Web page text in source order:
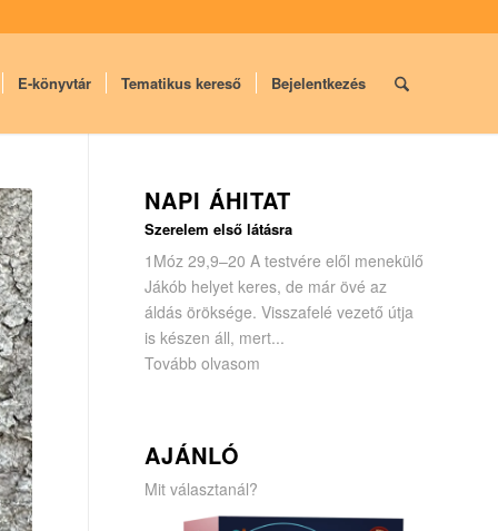
E-könyvtár Tematikus kereső Bejelentkezés
NAPI ÁHITAT
Szerelem első látásra
1Móz 29,9–20 A testvére elől menekülő
Jákób helyet keres, de már övé az
áldás öröksége. Visszafelé vezető útja
is készen áll, mert...
Tovább olvasom
AJÁNLÓ
Mit választanál?